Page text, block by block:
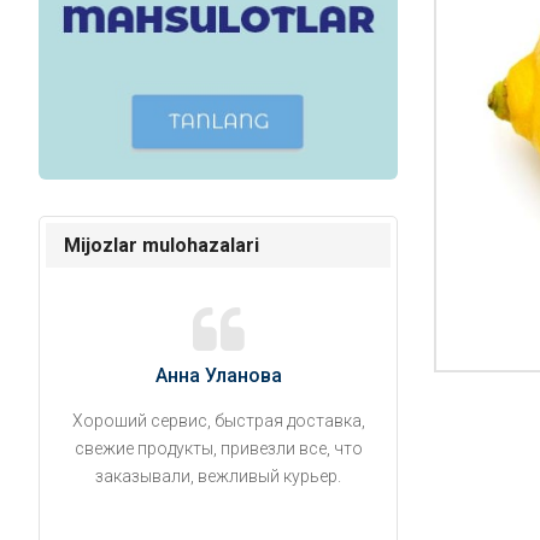
Mijozlar mulohazalari
Анна Уланова
Хороший сервис, быстрая доставка,
свежие продукты, привезли все, что
заказывали, вежливый курьер.